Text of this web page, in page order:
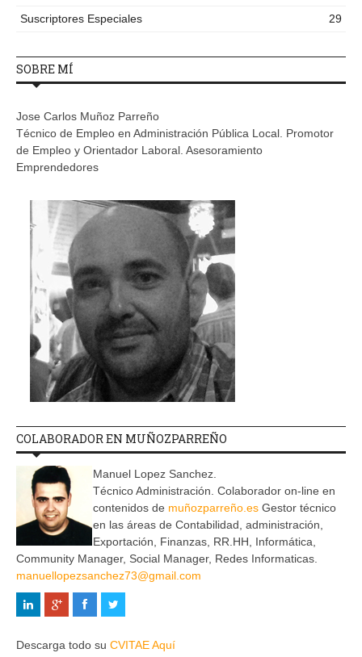
Suscriptores Especiales
29
SOBRE MÍ
Jose Carlos Muñoz Parreño
Técnico de Empleo en Administración Pública Local. Promotor
de Empleo y Orientador Laboral. Asesoramiento
Emprendedores
COLABORADOR EN MUÑOZPARREÑO
Manuel Lopez Sanchez.
Técnico Administración. Colaborador on-line en
contenidos de muñozparreño.es Gestor técnico
en las áreas de Contabilidad, administración,
Exportación, Finanzas, RR.HH, Informática,
Community Manager, Social Manager, Redes Informaticas.
manuellopezsanchez73@gmail.com
Descarga todo su CVITAE Aquí